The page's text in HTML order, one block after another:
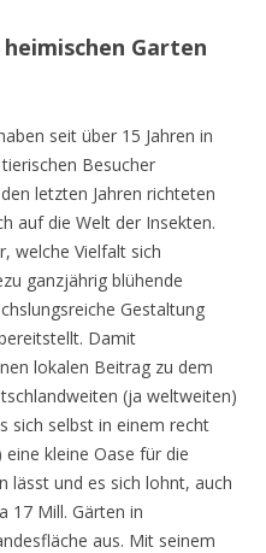
Garten
seit über 15 Jahren in
Besucher
letzten Jahren richteten
auf die Welt der Insekten.
welche Vielfalt sich
ganzjährig blühende
Gestaltung
Damit
lokalen Beitrag zu dem
(ja weltweiten)
sich selbst in einem recht
eine kleine Oase für die
lässt und es sich lohnt, auch
17 Mill. Gärten in
aus. Mit seinem